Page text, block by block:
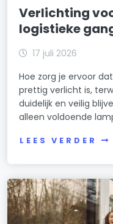
Verlichting
logistieke
17 juli 2026
Hoe zorg je ervoor
prettig verlicht is,
duidelijk en veilig
alleen voldoende
LEES VERDER